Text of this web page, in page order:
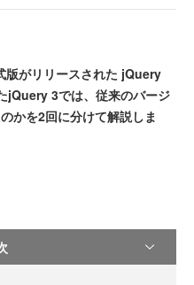
がリリースされた jQuery
jQuery 3では、従来のバージ
かを2回に分けて解説しま